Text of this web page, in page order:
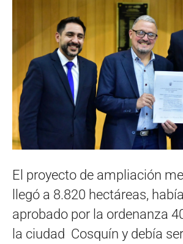
El proyecto de ampliación
llegó a 8.820 hectáreas,
aprobado por la ordenanza
la ciudad Cosquín y debía